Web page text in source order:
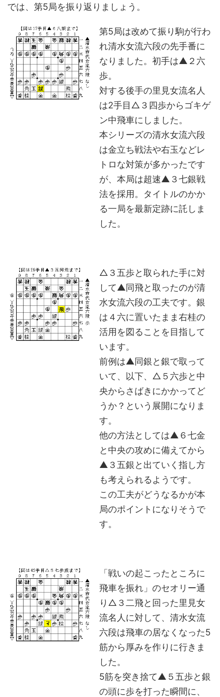
では、第5局を振り返りましょう。
第5局は改めて振り駒が行わ
れ清水女流六段の先手番に
なりました。初手は▲２六
歩。
対する後手の里見女流名人
は2手目△３四歩からゴキゲ
ン中飛車にしました。
本シリーズの清水女流六段
は金立ち戦法や右玉などレ
トロな対策が多かったです
が、本局は超速▲３七銀戦
法を採用。タイトルのかか
る一局を最新定跡に託しま
した。
△３五歩と取られた手に対
して▲同飛と取ったのが清
水女流六段の工夫です。銀
は４六に置いたまま右桂の
活用を図ることを目指して
います。
前例は▲同銀と銀で取って
いて、以下、△５六歩と中
央からさばきにかかってど
うか？という展開になりま
す。
他の方法としては▲６七金
と中央の攻めに備えてから
▲３五銀と出ていく指し方
も考えられるようです。
この工夫がどうなるかが本
局のポイントになりそうで
す。
「戦いの起こったところに
飛車を振れ」のセオリー通
り△３二飛と回った里見女
流名人に対して、清水女流
六段は飛車の居なくなった5
筋から厚みを作りに行きま
した。
5筋を突き捨て▲５五歩と銀
の頭に歩を打った瞬間に、